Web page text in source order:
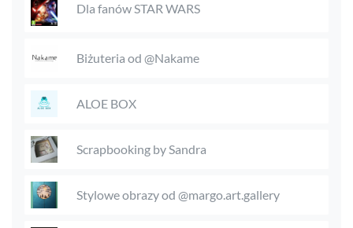
Dla fanów STAR WARS
Biżuteria od @Nakame
ALOE BOX
Scrapbooking by Sandra
Stylowe obrazy od @margo.art.gallery